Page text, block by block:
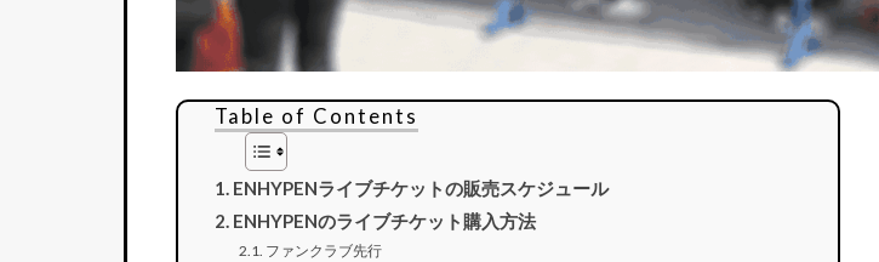
Table of Contents
ENHYPENライブチケットの販売スケジュール
ENHYPENのライブチケット購入方法
ファンクラブ先行